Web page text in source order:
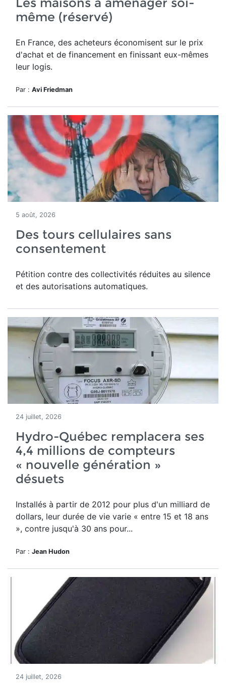
même (réservé)
En France, des acheteurs économisent sur le prix
d'achat et de financement en finissant eux-mêmes
leur logis.
Par : Avi Friedman
5 août, 2026
Des tours cellulaires sans
consentement
Pétition contre des collectivités réduites au silence
et des autorisations automatiques.
24 juillet, 2026
Hydro-Québec remplacera ses
4,4 millions de compteurs
« nouvelle génération »
désuets
Installés à partir de 2012 pour plus d'un milliard de
dollars, leur durée de vie varie « entre 15 et 18 ans
», contre jusqu'à 30 ans pour...
Par : Jean Hudon
24 juillet, 2026